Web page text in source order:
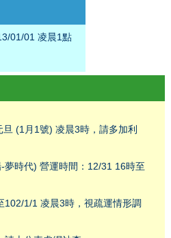
01/01 凌晨1點
(1月1號) 凌晨3時，請多加利
時代) 營運時間：12/31 16時至
1/1 凌晨3時，視疏運情形調